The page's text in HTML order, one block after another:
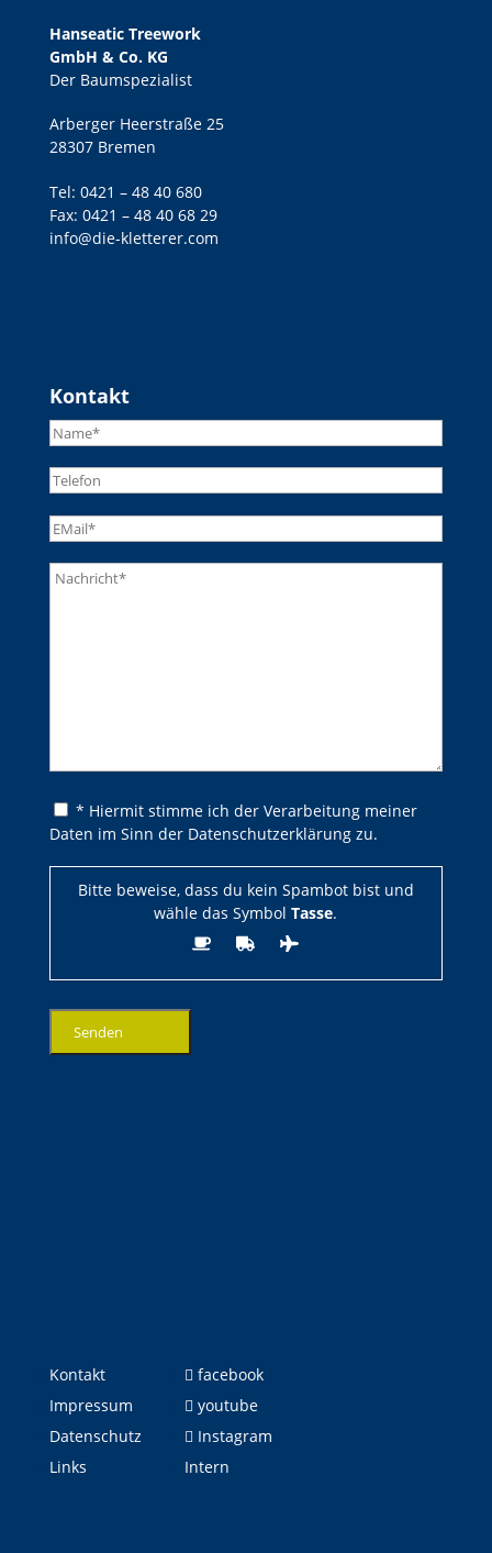
Hanseatic Treework
GmbH & Co. KG
Der Baumspezialist
Arberger Heerstraße 25
28307 Bremen
Tel: 0421 – 48 40 680
Fax: 0421 – 48 40 68 29
info@die-kletterer.com
Kontakt
Bitte lasse dieses Feld leer.
Bitte lasse dieses Feld leer.
* Hiermit stimme ich der Verarbeitung meiner
Daten im Sinn der Datenschutzerklärung zu.
Bitte beweise, dass du kein Spambot bist und
wähle das Symbol Tasse.
Kontakt
Impressum
Datenschutz
Links
facebook
youtube
Instagram
Intern